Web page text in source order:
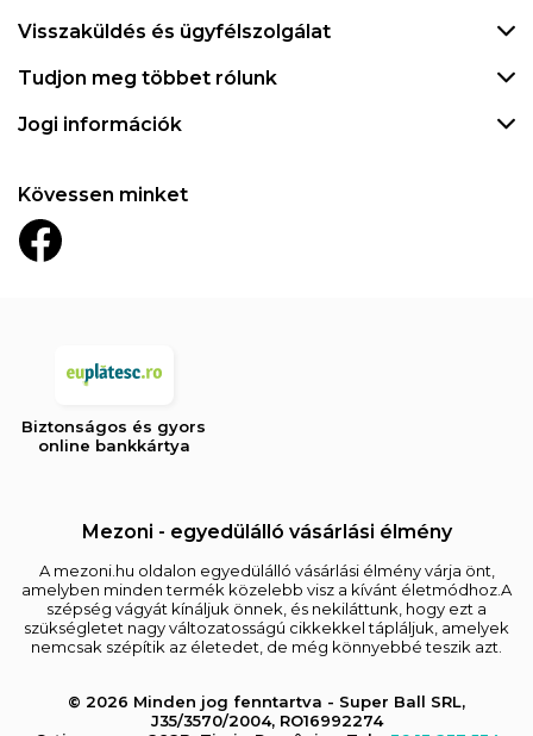
Visszaküldés és ügyfélszolgálat
Tudjon meg többet rólunk
Jogi információk
Kövessen minket
Biztonságos és gyors
online bankkártya
Mezoni - egyedülálló vásárlási élmény
A mezoni.hu oldalon egyedülálló vásárlási élmény várja önt,
amelyben minden termék közelebb visz a kívánt életmódhoz.A
szépség vágyát kínáljuk önnek, és nekiláttunk, hogy ezt a
szükségletet nagy változatosságú cikkekkel tápláljuk, amelyek
nemcsak szépítik az életedet, de még könnyebbé teszik azt.
© 2026 Minden jog fenntartva - Super Ball SRL,
J35/3570/2004, RO16992274